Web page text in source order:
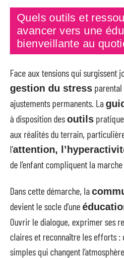
Quels outils et
avancer vers une
bienveillante au
Face aux tensions qui surgissent
gestion du stress parental
ajustements permanents. La
à disposition desoutils
aux réalités du terrain,
l’attention,
de l’enfant compliquent la
Dans cette démarche, la
devient le socle d’une
Ouvrir le dialogue, exprimer ses
claires et reconnaître les efforts :
simples qui changent